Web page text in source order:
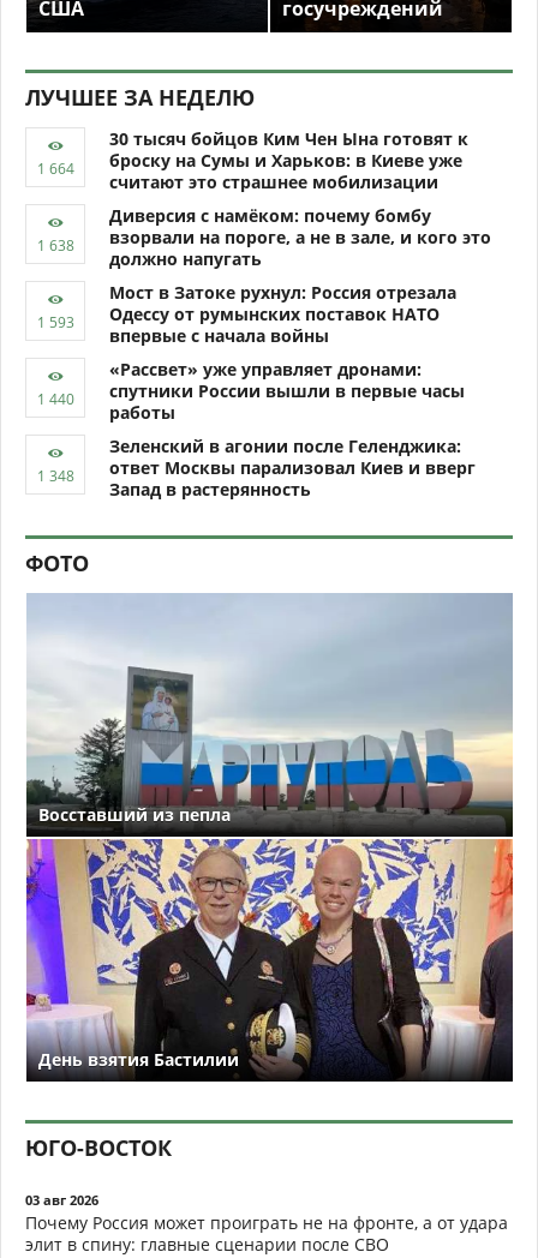
США госучреждений
ЛУЧШЕЕ ЗА НЕДЕЛЮ
30 тысяч бойцов Ким Чен Ына готовят к
броску на Сумы и Харьков: в Киеве уже
считают это страшнее мобилизации
Диверсия с намёком: почему бомбу
взорвали на пороге, а не в зале, и кого это
должно напугать
Мост в Затоке рухнул: Россия отрезала
Одессу от румынских поставок НАТО
впервые с начала войны
«Рассвет» уже управляет дронами:
спутники России вышли в первые часы
работы
Зеленский в агонии после Геленджика:
ответ Москвы парализовал Киев и вверг
Запад в растерянность
ФОТО
Восставший из пепла
День взятия Бастилии
ЮГО-ВОСТОК
03 авг 2026
Почему Россия может проиграть не на фронте, а от удара
элит в спину: главные сценарии после СВО